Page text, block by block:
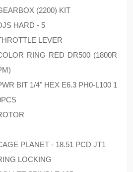
(2200) KIT
HARD - 5
LEVER
RING RED DR500 (1800R
BIT 1/4" HEX E6.3 PH0-L100 1
PLANET - 18.51 PCD JT1
LOCKING